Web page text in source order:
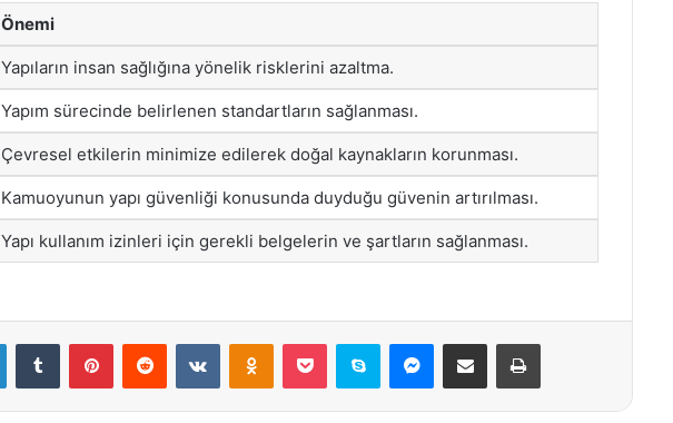
Önemi
Yapıların insan sağlığına yönelik risklerini azaltma.
Yapım sürecinde belirlenen standartların sağlanması.
Çevresel etkilerin minimize edilerek doğal kaynakların korunması.
Kamuoyunun yapı güvenliği konusunda duyduğu güvenin artırılması.
Yapı kullanım izinleri için gerekli belgelerin ve şartların sağlanması.
LinkedInTumblr PinterestReddit VKontakteOdnoklassniki
Pocket Skype Messenger
E-Posta ile paylaş Yazdır